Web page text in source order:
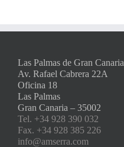
Las Palmas de Gran Canaria
Av. Rafael Cabrera 22A
Oficina 18
Las Palmas
Gran Canaria – 35002
Tel. +34 928 390 032
Fax. +34 928 385 226
info@amserra.com